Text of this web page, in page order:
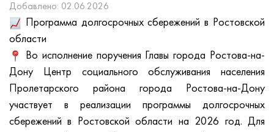
Добавлено: 02.06.2026
Программа долгосрочных сбережений в Ростовской
области
Во исполнение поручения Главы города Ростова-на-
Дону Центр социального обслуживания населения
Пролетарского района города Ростова-на-Дону
участвует в реализации программы долгосрочных
сбережений в Ростовской области на 2026 год. Для